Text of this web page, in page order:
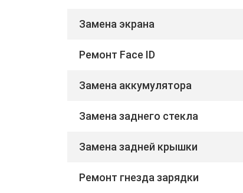
Замена экрана
Ремонт Face ID
Замена аккумулятора
Замена заднего стекла
Замена задней крышки
Ремонт гнезда зарядки